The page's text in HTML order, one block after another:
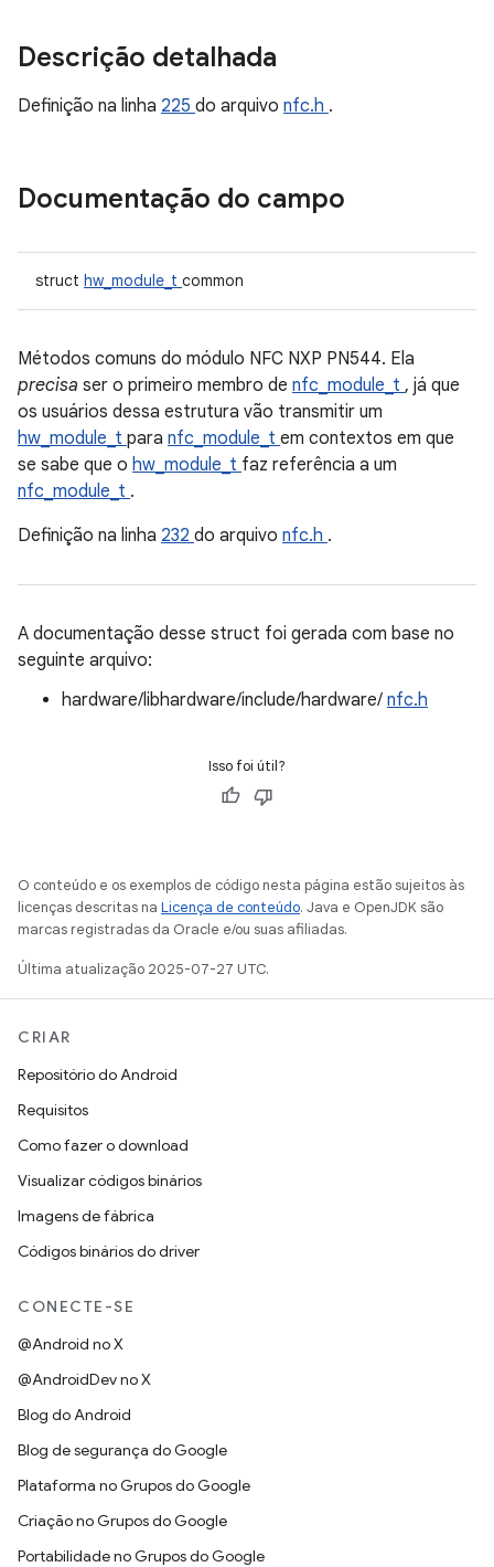
Descrição detalhada
Definição na linha 225 do arquivo nfc.h .
Documentação do campo
struct hw_module_t common
Métodos comuns do módulo NFC NXP PN544. Ela
precisa ser o primeiro membro de nfc_module_t , já que
os usuários dessa estrutura vão transmitir um
hw_module_t para nfc_module_t em contextos em que
se sabe que o hw_module_t faz referência a um
nfc_module_t .
Definição na linha 232 do arquivo nfc.h .
A documentação desse struct foi gerada com base no
seguinte arquivo:
hardware/libhardware/include/hardware/ nfc.h
Isso foi útil?
O conteúdo e os exemplos de código nesta página estão sujeitos às
licenças descritas na Licença de conteúdo. Java e OpenJDK são
marcas registradas da Oracle e/ou suas afiliadas.
Última atualização 2025-07-27 UTC.
CRIAR
Repositório do Android
Requisitos
Como fazer o download
Visualizar códigos binários
Imagens de fábrica
Códigos binários do driver
CONECTE-SE
@Android no X
@AndroidDev no X
Blog do Android
Blog de segurança do Google
Plataforma no Grupos do Google
Criação no Grupos do Google
Portabilidade no Grupos do Google